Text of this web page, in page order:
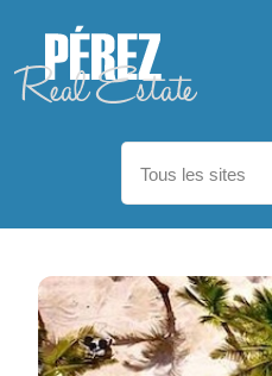
Tous les sites